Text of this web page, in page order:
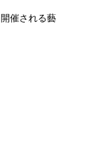
催される藝